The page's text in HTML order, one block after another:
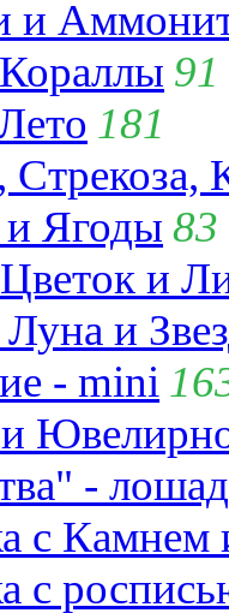
и
91
181
Ягоды 83
и
и
- mini
-
с
с